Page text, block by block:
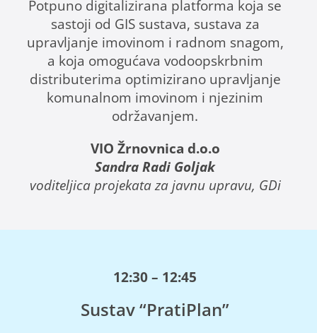
Potpuno digitalizirana platforma koja se
sastoji od GIS sustava, sustava za
upravljanje imovinom i radnom snagom,
a koja omogućava vodoopskrbnim
distributerima optimizirano upravljanje
komunalnom imovinom i njezinim
održavanjem.
VIO Žrnovnica d.o.o
Sandra Radi Goljak
voditeljica projekata za javnu upravu, GDi
12:30 – 12:45
Sustav “PratiPlan”